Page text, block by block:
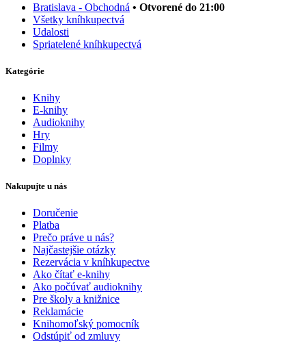
Bratislava - Obchodná • Otvorené do 21:00
Všetky kníhkupectvá
Udalosti
Spriatelené kníhkupectvá
Kategórie
Knihy
E-knihy
Audioknihy
Hry
Filmy
Doplnky
Nakupujte u nás
Doručenie
Platba
Prečo práve u nás?
Najčastejšie otázky
Rezervácia v kníhkupectve
Ako čítať e-knihy
Ako počúvať audioknihy
Pre školy a knižnice
Reklamácie
Knihomoľský pomocník
Odstúpiť od zmluvy